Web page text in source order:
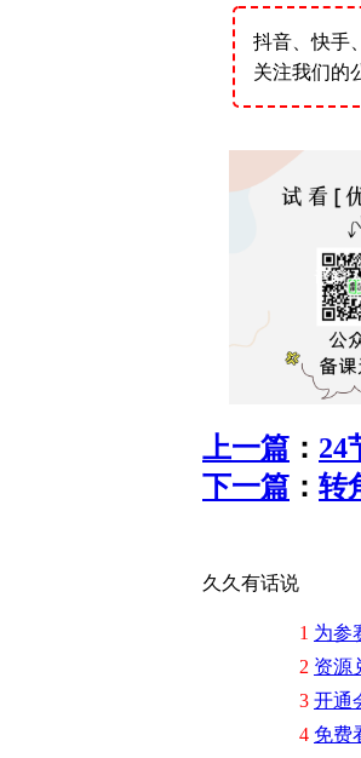
抖音、快手
关注我们的
上一篇 ： 24
下一篇 ： 转
久久有话说
1 为参
2 资源
3 开通
4 免费